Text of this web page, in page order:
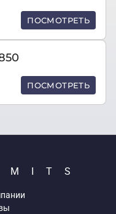
ПОСМОТРЕТЬ
ПОСМОТРЕТЬ
MITS